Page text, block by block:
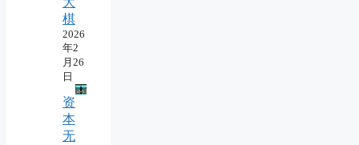
棋
2026
年2
月26
日
资
本
无